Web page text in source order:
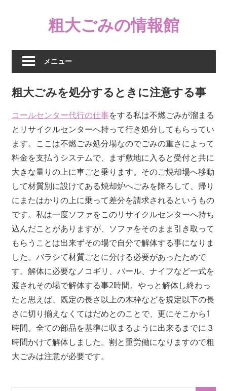
粗大ごみの情報館
メニュー
粗大ごみを処分するときに注意する事
コールセンター代行の仕事をする私は不燃ごみが溜まる
とリサイクルセンターへ持って行き処分してもらってい
ます。ここは不燃ごみ処分場なのでごみの重さによって
料金を支払うシステムで、まず敷地に入ると受付と共に
大きな量りの上に車ごと乗ります。そのご焼却場へ移動
して材質別に設けてある焼却炉へごみを降ろして、帰り
にまたはかりの上に乗って差分を請求されるというもの
です。私は一度ソファをこのリサイクルセンターへ持ち
込んだことがありますが、ソファをそのまま引き取って
もらうことは出来ずその場で自分で解体する事になりま
した。バラシて材質ごとに分ける必要があったためで
す。解体に必要なノコギリ、バール、ナイフなど一式を
渡されその場で解体する事2時間。やっと解体し終わっ
たと思えば、既定の長さ以上の木枠などを規定以下の長
さに切り揃えなくてはだめとのことで、更にそこから1
時間。全ての部品を基準に収まるように出来るまでに３
時間かけて解体しました。割と重労働になりますので粗
大ごみは注意が必要です。